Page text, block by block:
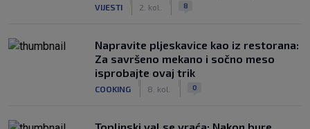
VIJESTI 2. kol. 8
Napravite pljeskavice kao iz restorana:
Za savršeno mekano i sočno meso
isprobajte ovaj trik
COOKING 8. kol. 0